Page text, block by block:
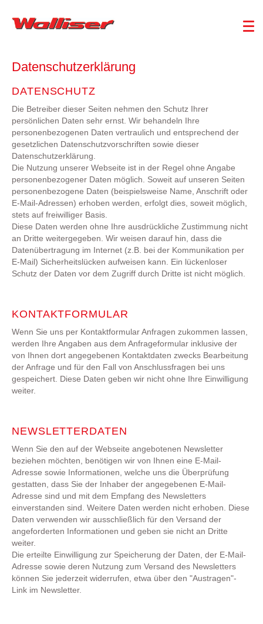
Datenschutzerklärung
DATENSCHUTZ
Die Betreiber dieser Seiten nehmen den Schutz Ihrer
persönlichen Daten sehr ernst. Wir behandeln Ihre
personenbezogenen Daten vertraulich und entsprechend der
gesetzlichen Datenschutzvorschriften sowie dieser
Datenschutzerklärung.
Die Nutzung unserer Webseite ist in der Regel ohne Angabe
personenbezogener Daten möglich. Soweit auf unseren Seiten
personenbezogene Daten (beispielsweise Name, Anschrift oder
E-Mail-Adressen) erhoben werden, erfolgt dies, soweit möglich,
stets auf freiwilliger Basis.
Diese Daten werden ohne Ihre ausdrückliche Zustimmung nicht
an Dritte weitergegeben. Wir weisen darauf hin, dass die
Datenübertragung im Internet (z.B. bei der Kommunikation per
E-Mail) Sicherheitslücken aufweisen kann. Ein lückenloser
Schutz der Daten vor dem Zugriff durch Dritte ist nicht möglich.
KONTAKTFORMULAR
Wenn Sie uns per Kontaktformular Anfragen zukommen lassen,
werden Ihre Angaben aus dem Anfrageformular inklusive der
von Ihnen dort angegebenen Kontaktdaten zwecks Bearbeitung
der Anfrage und für den Fall von Anschlussfragen bei uns
gespeichert. Diese Daten geben wir nicht ohne Ihre Einwilligung
weiter.
NEWSLETTERDATEN
Wenn Sie den auf der Webseite angebotenen Newsletter
beziehen möchten, benötigen wir von Ihnen eine E-Mail-
Adresse sowie Informationen, welche uns die Überprüfung
gestatten, dass Sie der Inhaber der angegebenen E-Mail-
Adresse sind und mit dem Empfang des Newsletters
einverstanden sind. Weitere Daten werden nicht erhoben. Diese
Daten verwenden wir ausschließlich für den Versand der
angeforderten Informationen und geben sie nicht an Dritte
weiter.
Die erteilte Einwilligung zur Speicherung der Daten, der E-Mail-
Adresse sowie deren Nutzung zum Versand des Newsletters
können Sie jederzeit widerrufen, etwa über den "Austragen"-
Link im Newsletter.